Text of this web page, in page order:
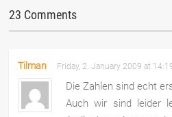
23 Comments
Tilman Friday, 2. January 2009 at
Die Zahlen sind echt
Auch wir sind leider